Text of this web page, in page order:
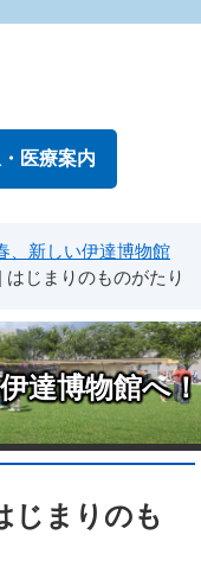
医療案内
、新しい伊達博物館
じまりのものがたり
達博物館へ！
じまりのも